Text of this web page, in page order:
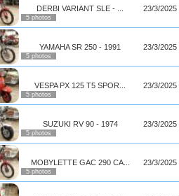
DERBI VARIANT SLE - ...
5 photos
23/3/2025
YAMAHA SR 250 - 1991
5 photos
23/3/2025
VESPA PX 125 T5 SPOR...
5 photos
23/3/2025
SUZUKI RV 90 - 1974
5 photos
23/3/2025
MOBYLETTE GAC 290 CA...
5 photos
23/3/2025